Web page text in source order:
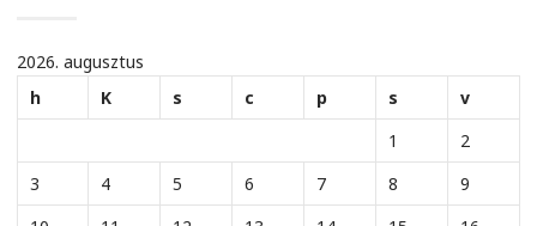
2026. augusztus
h
K s c p s
v
1
2
3
4 5 6 7 8
9